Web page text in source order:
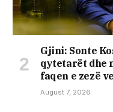
Gjini: Sonte
qytetarët dhe
faqen e zezë
August 7, 2026